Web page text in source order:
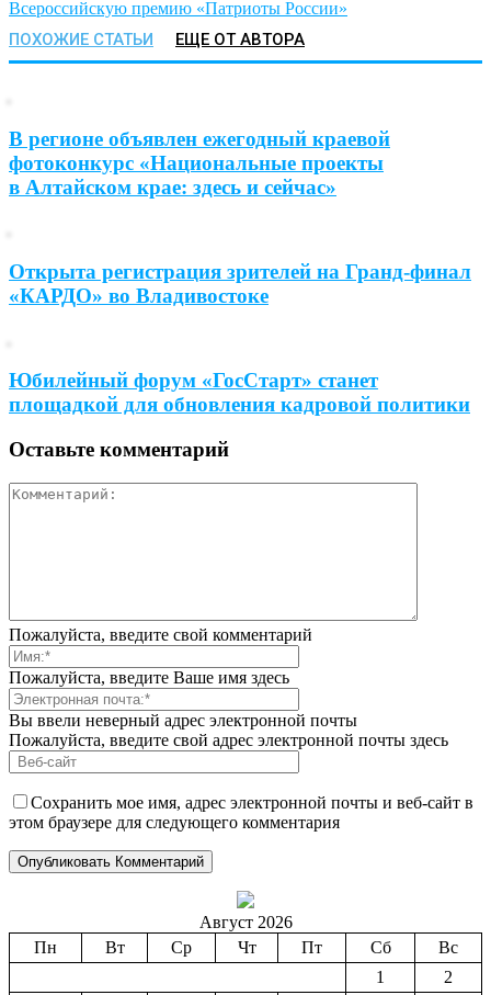
Всероссийскую премию «Патриоты России»
ПОХОЖИЕ СТАТЬИ ЕЩЕ ОТ АВТОРА
В регионе объявлен ежегодный краевой
фотоконкурс «Национальные проекты
в Алтайском крае: здесь и сейчас»
Открыта регистрация зрителей на Гранд-финал
«КАРДО» во Владивостоке
Юбилейный форум «ГосСтарт» станет
площадкой для обновления кадровой политики
Оставьте комментарий
Пожалуйста, введите свой комментарий
Пожалуйста, введите Ваше имя здесь
Вы ввели неверный адрес электронной почты
Пожалуйста, введите свой адрес электронной почты здесь
Сохранить мое имя, адрес электронной почты и веб-сайт в
этом браузере для следующего комментария
Август 2026
Пн
Вт Ср Чт Пт Сб
Вс
1
2